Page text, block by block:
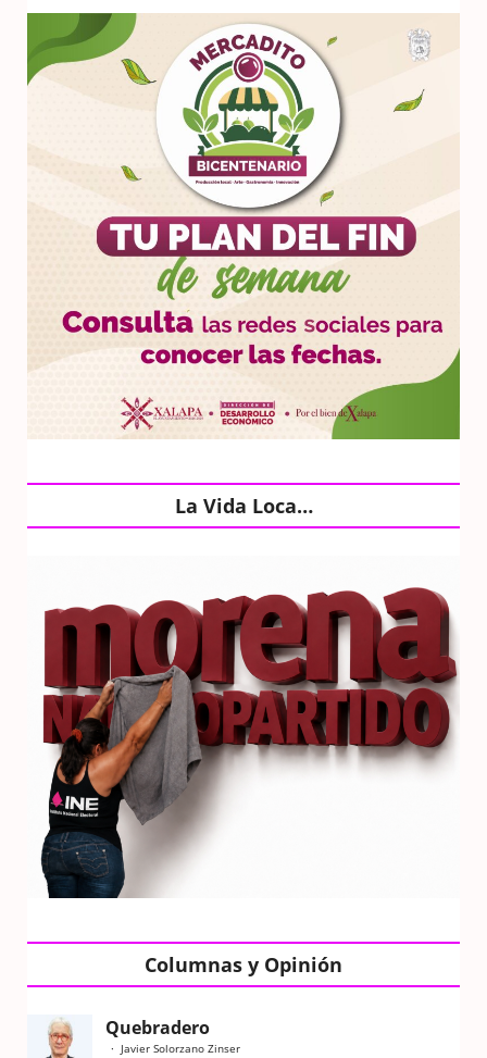
La Vida Loca…
Columnas y Opinión
Quebradero
Javier Solorzano Zinser